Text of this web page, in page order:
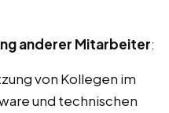
anderer Mitarbeiter:
von Kollegen im
und technischen